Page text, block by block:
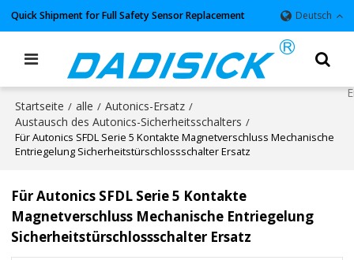
Quick Shipment for Full Safety Sensor Replacement Deutsch
Startseite / alle / Autonics-Ersatz /
Austausch des Autonics-Sicherheitsschalters /
Für Autonics SFDL Serie 5 Kontakte Magnetverschluss Mechanische
Entriegelung Sicherheitstürschlossschalter Ersatz
Für Autonics SFDL Serie 5 Kontakte
Magnetverschluss Mechanische Entriegelung
Sicherheitstürschlossschalter Ersatz